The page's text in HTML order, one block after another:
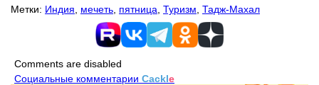
Метки: Индия мечеть пятница Туризм Тадж-Махал
Comments are disabled
Социальные комментарии Cackle